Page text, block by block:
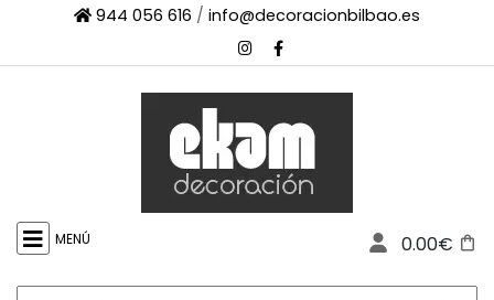
944 056 616 / info@decoracionbilbao.es
MENÚ 0.00€
INICIO
SHOWROOM
ESPACIO